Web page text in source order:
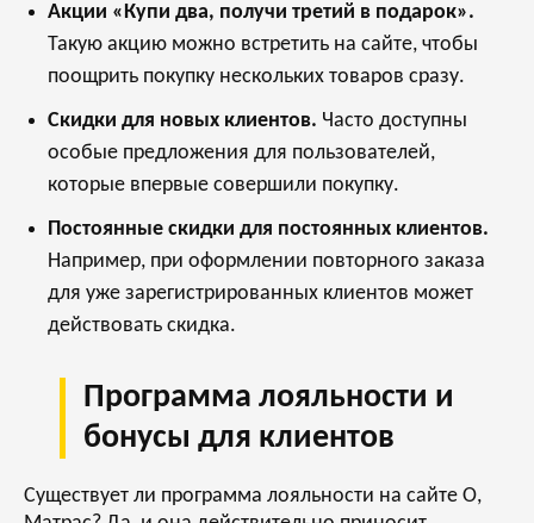
Акции «Купи два, получи третий в подарок».
Такую акцию можно встретить на сайте, чтобы
поощрить покупку нескольких товаров сразу.
Скидки для новых клиентов. Часто доступны
особые предложения для пользователей,
которые впервые совершили покупку.
Постоянные скидки для постоянных клиентов.
Например, при оформлении повторного заказа
для уже зарегистрированных клиентов может
действовать скидка.
Программа лояльности и
бонусы для клиентов
Существует ли программа лояльности на сайте О,